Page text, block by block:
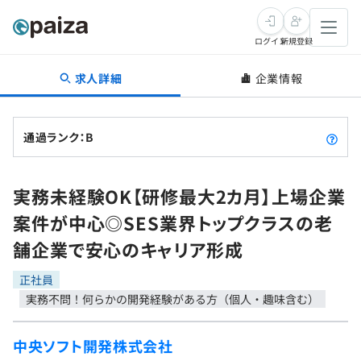
転職・キャリア
転職成功ガイド
転職エージェント
インタビュー
転職成功ガイド
新卒就活
求人検索
本選考
インターン
学習
問題集
4択課題
プログラミング言語
評価結果一覧
ゲーム・マンガ
Tech Team Journal
paizaとは？
ログイン新規登録
求人詳細 企業情報
通過ランク：B
実務未経験OK【研修最大2カ月】上場企業
案件が中心◎SES業界トップクラスの老
舗企業で安心のキャリア形成
正社員
実務不問！何らかの開発経験がある方（個人・趣味含む）
中央ソフト開発株式会社